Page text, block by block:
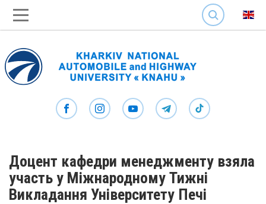
SEARCH
Доцент кафедри менеджменту взяла
участь у Міжнародному Тижні
Викладання Університету Печі